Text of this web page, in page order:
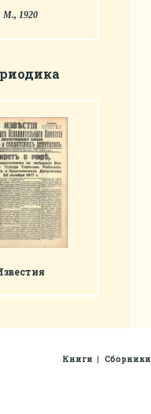
М., 1920
Книги Сборники